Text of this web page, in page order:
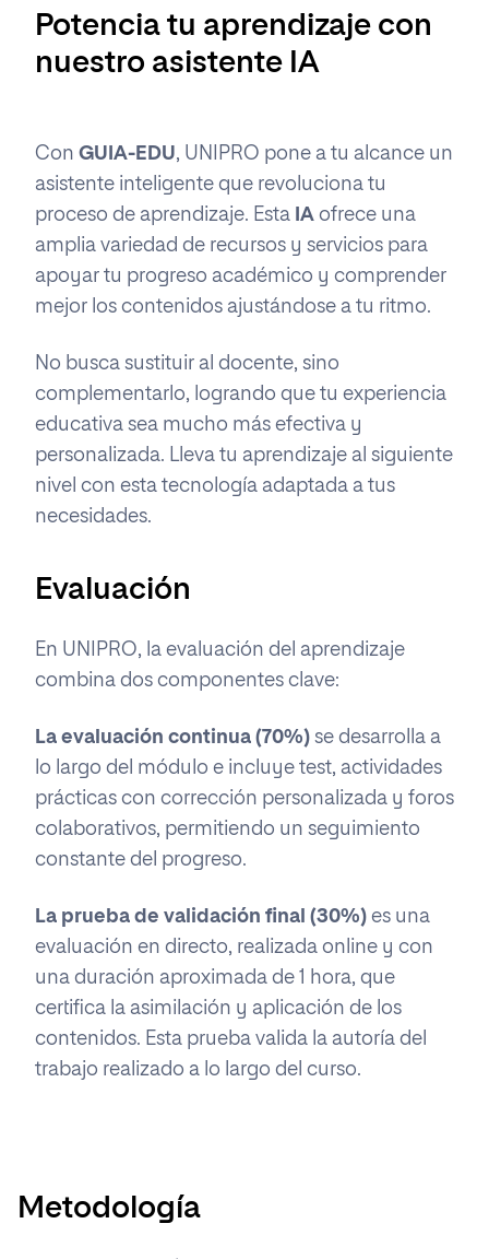
Potencia tu aprendizaje con
nuestro asistente IA
Con GUIA-EDU, UNIPRO pone a tu alcance un
asistente inteligente que revoluciona tu
proceso de aprendizaje. Esta IA ofrece una
amplia variedad de recursos y servicios para
apoyar tu progreso académico y comprender
mejor los contenidos ajustándose a tu ritmo.
No busca sustituir al docente, sino
complementarlo, logrando que tu experiencia
educativa sea mucho más efectiva y
personalizada. Lleva tu aprendizaje al siguiente
nivel con esta tecnología adaptada a tus
necesidades.
Evaluación
En UNIPRO, la evaluación del aprendizaje
combina dos componentes clave:
La evaluación continua (70%) se desarrolla a
lo largo del módulo e incluye test, actividades
prácticas con corrección personalizada y foros
colaborativos, permitiendo un seguimiento
constante del progreso.
La prueba de validación final (30%) es una
evaluación en directo, realizada online y con
una duración aproximada de 1 hora, que
certifica la asimilación y aplicación de los
contenidos. Esta prueba valida la autoría del
trabajo realizado a lo largo del curso.
Metodología